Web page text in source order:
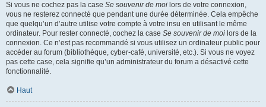
Si vous ne cochez pas la case Se souvenir de moi lors de votre connexion,
vous ne resterez connecté que pendant une durée déterminée. Cela empêche
que quelqu’un d’autre utilise votre compte à votre insu en utilisant le même
ordinateur. Pour rester connecté, cochez la case Se souvenir de moi lors de la
connexion. Ce n’est pas recommandé si vous utilisez un ordinateur public pour
accéder au forum (bibliothèque, cyber-café, université, etc.). Si vous ne voyez
pas cette case, cela signifie qu’un administrateur du forum a désactivé cette
fonctionnalité.
Haut